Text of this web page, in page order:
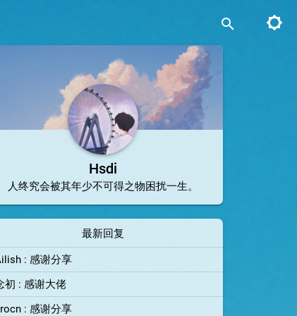
search brightness_5
Hsdi
人终究会被其年少不可得之物困扰一生。
最新回复
: 感谢分享
初 : 感谢大佬
: 感谢分享